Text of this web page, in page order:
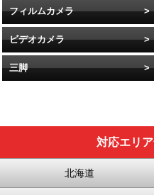
フィルムカメラ
ビデオカメラ
三脚
対応エリ
北海道